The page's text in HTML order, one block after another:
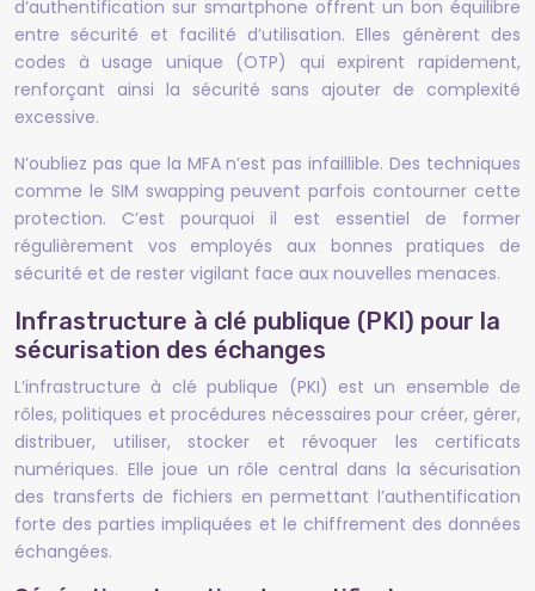
d’authentification sur smartphone offrent un bon équilibre
entre sécurité et facilité d’utilisation. Elles génèrent des
codes à usage unique (OTP) qui expirent rapidement,
renforçant ainsi la sécurité sans ajouter de complexité
excessive.
N’oubliez pas que la MFA n’est pas infaillible. Des techniques
comme le SIM swapping peuvent parfois contourner cette
protection. C’est pourquoi il est essentiel de former
régulièrement vos employés aux bonnes pratiques de
sécurité et de rester vigilant face aux nouvelles menaces.
Infrastructure à clé publique (PKI) pour la
sécurisation des échanges
L’infrastructure à clé publique (PKI) est un ensemble de
rôles, politiques et procédures nécessaires pour créer, gérer,
distribuer, utiliser, stocker et révoquer les certificats
numériques. Elle joue un rôle central dans la sécurisation
des transferts de fichiers en permettant l’authentification
forte des parties impliquées et le chiffrement des données
échangées.